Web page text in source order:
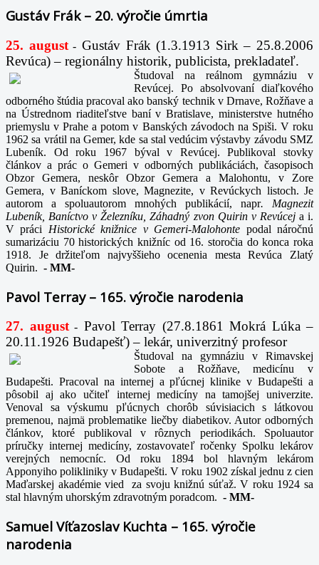
Gustáv Frák – 20. výročie úmrtia
25. august- Gustáv Frák (1.3.1913 Sirk – 25.8.2006
Revúca) – regionálny historik, publicista, prekladateľ.
Študoval na reálnom gymnáziu v
Revúcej. Po absolvovaní diaľkového
odborného štúdia pracoval ako banský technik v Drnave, Rožňave a
na Ústrednom riaditeľstve baní v Bratislave, ministerstve hutného
priemyslu v Prahe a potom v Banských závodoch na Spiši. V roku
1962 sa vrátil na Gemer, kde sa stal vedúcim výstavby závodu SMZ
Lubeník. Od roku 1967 býval v Revúcej. Publikoval stovky
článkov a prác o Gemeri v odborných publikáciách, časopisoch
Obzor Gemera, neskôr Obzor Gemera a Malohontu, v Zore
Gemera, v Baníckom slove, Magnezite, v Revúckych listoch. Je
autorom a spoluautorom mnohých publikácií, napr. Magnezit
Lubeník, Baníctvo v Železníku, Záhadný zvon Quirin v Revúcej a i.
V práci Historické knižnice v Gemeri-Malohonte podal náročnú
sumarizáciu 70 historických knižníc od 16. storočia do konca roka
1918. Je držiteľom najvyššieho ocenenia mesta Revúca Zlatý
Quirin. - MM-
Pavol Terray – 165. výročie narodenia
27. august- Pavol Terray (27.8.1861 Mokrá Lúka –
20.11.1926 Budapešť) – lekár, univerzitný profesor
Študoval na gymnáziu v Rimavskej
Sobote a Rožňave, medicínu v
Budapešti. Pracoval na internej a pľúcnej klinike v Budapešti a
pôsobil aj ako učiteľ internej medicíny na tamojšej univerzite.
Venoval sa výskumu pľúcnych chorôb súvisiacich s látkovou
premenou, najmä problematike liečby diabetikov. Autor odborných
článkov, ktoré publikoval v rôznych periodikách. Spoluautor
príručky internej medicíny, zostavovateľ ročenky Spolku lekárov
verejných nemocníc. Od roku 1894 bol hlavným lekárom
Apponyiho polikliniky v Budapešti. V roku 1902 získal jednu z cien
Maďarskej akadémie vied za svoju knižnú súťaž. V roku 1924 sa
stal hlavným uhorským zdravotným poradcom. - MM-
Samuel Víťazoslav Kuchta – 165. výročie
narodenia